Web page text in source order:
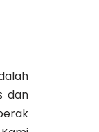
dan